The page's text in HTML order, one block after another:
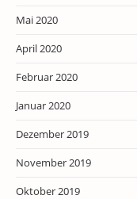
Mai 2020
April 2020
Februar 2020
Januar 2020
Dezember 2019
November 2019
Oktober 2019